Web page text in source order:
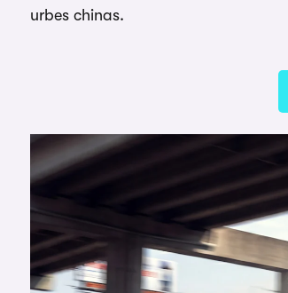
urbes chinas.